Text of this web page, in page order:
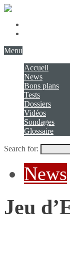
Menu
Accueil
News
Bons plans
Tests
Dossiers
Vidéos
Sondages
Glossaire
Search for:
News
Jeu